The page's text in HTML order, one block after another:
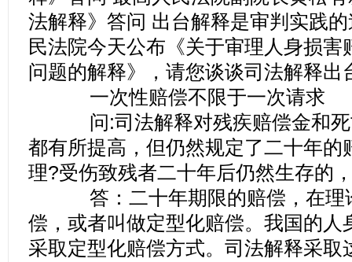
法解释》答问 出台解释是审判实践
民法院今天公布《关于审理人身损
问题的解释》，请您谈谈司法解释出
一次性赔偿不限于一次请求
问:司法解释对残疾赔偿金和死
都有所提高，但仍然规定了二十年的
理?受伤致残者二十年后仍然生存的
答：二十年期限的赔偿，在理
偿，或者叫做定型化赔偿。我国的人
采取定型化赔偿方式。司法解释采取